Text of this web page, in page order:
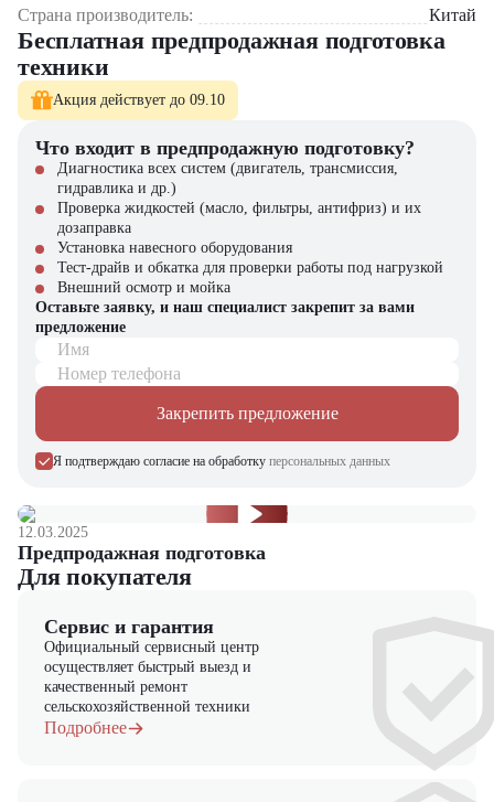
Где применяется JAC CDD20-16-2 PRO MAX?
Крупные распределительные центры – обработка значительных
грузопотоков
Логистические хабы – эффективное складирование товаров
Производственные предприятия – внутренняя транспортировка
Оптовые базы – работа с высоконагруженными стеллажами
Почему стоит выбрать JAC CDD20-16-2 PRO MAX?
Максимальная грузоподъемность в своем сегменте
Улучшенная эргономика – комфорт для оператора при
длительной смене
Превосходная маневренность – специальная система рулевого
управления
Долгий срок службы – компоненты с увеличенным ресурсом
Технологичность – современная система диагностики и
Компания "ЦТО" – официальный дилер техники JAC,
предлагающий новые модели складского оборудования с гарантией.
погрузчиков, малой складской техники, навесного оборудования,
запчасти для долгосрочной эксплуатации, профессиональные
консультации по выбору техники.
Страна производитель:
Китай
Бесплатная предпродажная подготовка
техники
Акция действует до 09.10
Что входит в предпродажную подготовку?
Диагностика всех систем (двигатель, трансмиссия,
гидравлика и др.)
Проверка жидкостей (масло, фильтры, антифриз) и их
дозаправка
Установка навесного оборудования
Тест-драйв и обкатка для проверки работы под нагрузкой
Внешний осмотр и мойка
Оставьте заявку, и наш специалист закрепит за вами
предложение
Имя
Номер телефона
Закрепить предложение
Я подтверждаю согласие на обработку персональных данных
12.03.2025
Предпродажная подготовка
Для покупателя
Сервис и гарантия
Официальный сервисный центр
осуществляет быстрый выезд и
качественный ремонт
сельскохозяйственной техники
Подробнее